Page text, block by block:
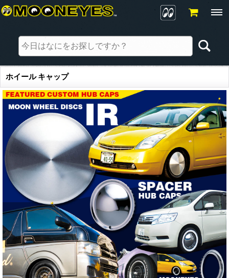
ホイール キャップ